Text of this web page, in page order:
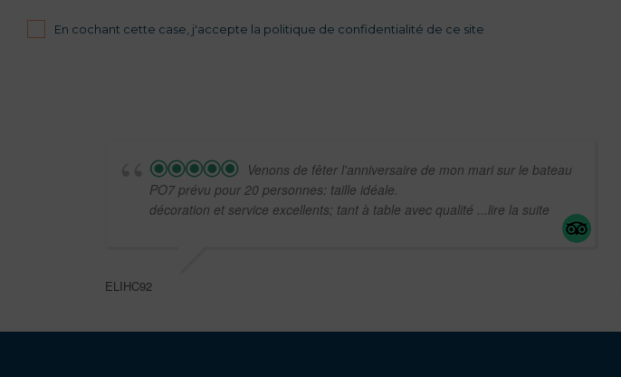
En cochant cette case, j'accepte la politique de confidentialité de ce site
Venons de fêter l'anniversaire de mon mari sur le bateau
PO7 prévu pour 20 personnes: taille idéale.
décoration et service excellents; tant à table avec qualité ...lire la suite
ELIHC92